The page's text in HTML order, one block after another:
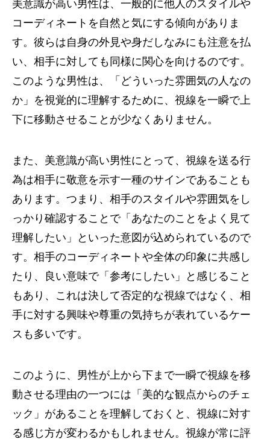
美意識が高い男性は、一般的に他人のスタイルや
コーディネートを自然と気にする傾向がありま
す。彼らは自身の外見や身だしなみにも注意を払
い、相手に対しても同様に関心を向けるのです。
このような男性は、「どういった雰囲気の人なの
か」を視覚的に理解するために、視線を一瞬で上
下に移動させることが少なくありません。
また、美意識が高い男性にとって、視線を送る行
為は相手に敬意を示す一種のサインであることも
あります。つまり、相手のスタイルや雰囲気をし
っかり確認することで「あなたのことをよく見て
理解したい」といった意図が込められているので
す。相手のコーディネートや全体の印象に共感し
たり、良い意味で「参考にしたい」と感じること
もあり、これは決して否定的な視線ではなく、相
手に対する興味や尊重の気持ちが表れているケー
スも多いです。
このように、男性が上から下まで一瞬で視線を移
動させる理由の一つには「美的な観点からのチェ
ック」があることを理解しておくと、視線に対す
る感じ方が変わるかもしれません。視線が常に評